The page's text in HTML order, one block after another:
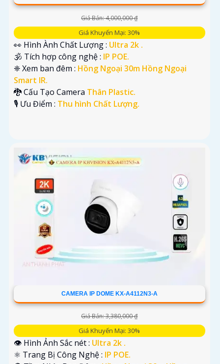
Giá Bán: 4,000,000 ₫
Giá Khuyến Mại: 30%
👀 Hình Ành Chất Lượng : Ultra 2k .
🕉️ Tích hợp công nghệ : IP POE.
❈ Xem ban đêm : Hồng Ngoại 30m Hồng Ngoại
Smart IR.
🐉️ Cấu Tạo Camera Thân Plastic.
️🎙 Ưu Điểm : Thu hình Chất Lượng.
CAMERA IP DOME KX-A4112N3-A
Giá Bán: 3,380,000 ₫
Giá Khuyến Mại: 30%
👁 Hình Ảnh Sắc nét : Ultra 2k .
⚛️ Trang Bị Công Nghệ : IP POE.